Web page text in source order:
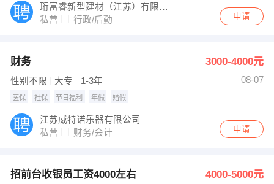
珩富睿新型建材（江苏）有限公司
私营
行政/后勤 申请
财务 3000-4000元
性别不限 大专 1-3年 08-07
医保 社保 节日福利 年假 婚假
江苏威特诺乐器有限公司
私营
财务/会计 申请
招前台收银员工资4000左右 4000-5000元